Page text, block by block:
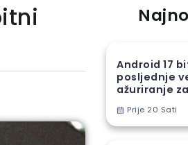
Android 17
posljednje
ažuriranje
Prije 20 Sati